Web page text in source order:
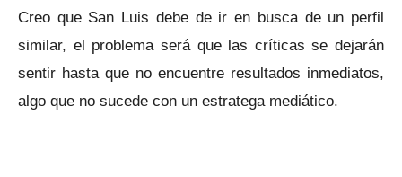
Creo que San Luis debe de ir en busca de un perfil
similar, el problema será que las críticas se dejarán
sentir hasta que no encuentre resultados inmediatos,
algo que no sucede con un estratega mediático.